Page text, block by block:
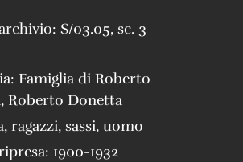
S/03.05, sc. 3
Famiglia di Roberto
, Roberto Donetta
, ragazzi, sassi, uomo
1900-1932